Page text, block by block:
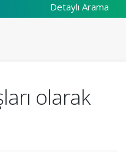
Detaylı Arama
olarak